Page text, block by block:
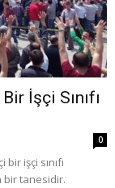
İşçi Sınıfı
0
işçi sınıfı
bir tanesidir.